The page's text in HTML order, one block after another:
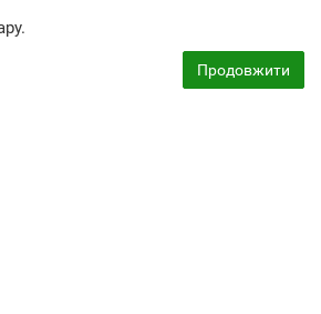
Продовжити